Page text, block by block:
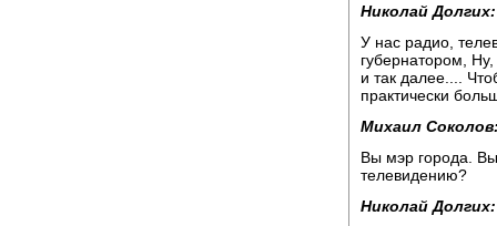
Николай Долгих:
У нас радио,
губернатором,
и так далее....
практически
Михаил
Вы мэр города.
телевидению?
Николай Долгих: